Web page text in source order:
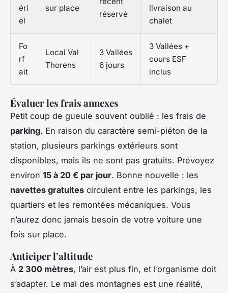
éri
el
sur place
réservé
livraison au
chalet
Fo
rf
ait
Local Val
Thorens
3 Vallées
6 jours
3 Vallées +
cours ESF
inclus
Évaluer les frais annexes
Petit coup de gueule souvent oublié : les frais de
parking. En raison du caractère semi-piéton de la
station, plusieurs parkings extérieurs sont
disponibles, mais ils ne sont pas gratuits. Prévoyez
environ 15 à 20 € par jour. Bonne nouvelle : les
navettes gratuites circulent entre les parkings, les
quartiers et les remontées mécaniques. Vous
n’aurez donc jamais besoin de votre voiture une
fois sur place.
Anticiper l’altitude
À 2 300 mètres, l’air est plus fin, et l’organisme doit
s’adapter. Le mal des montagnes est une réalité,